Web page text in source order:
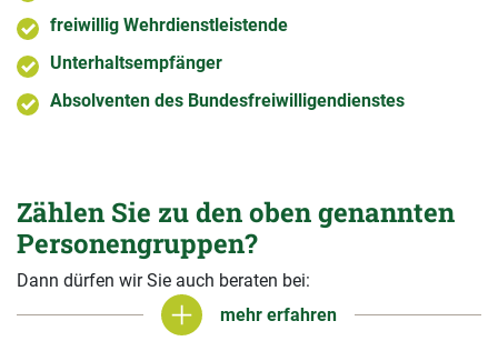
freiwillig Wehrdienstleistende
Unterhaltsempfänger
Absolventen des Bundesfreiwilligendienstes
Zählen Sie zu den oben genannten
Personengruppen?
Dann dürfen wir Sie auch beraten bei:
mehr erfahren
mehr erfahren